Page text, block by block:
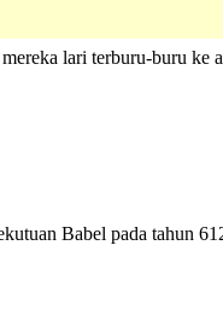
lari terburu-buru ke
Babel pada tahun